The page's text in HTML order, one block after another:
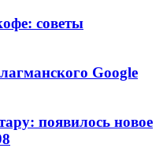
советы
Google
появилось новое